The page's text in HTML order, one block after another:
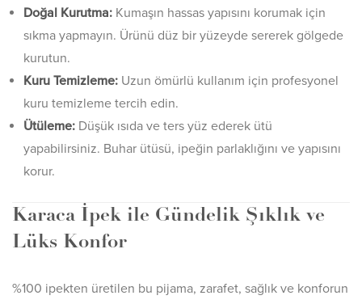
Doğal Kurutma: Kumaşın hassas yapısını korumak için
sıkma yapmayın. Ürünü düz bir yüzeyde sererek gölgede
kurutun.
Kuru Temizleme: Uzun ömürlü kullanım için profesyonel
kuru temizleme tercih edin.
Ütüleme: Düşük ısıda ve ters yüz ederek ütü
yapabilirsiniz. Buhar ütüsü, ipeğin parlaklığını ve yapısını
korur.
Karaca İpek ile Gündelik Şıklık ve
Lüks Konfor
%100 ipekten üretilen bu pijama, zarafet, sağlık ve konforun